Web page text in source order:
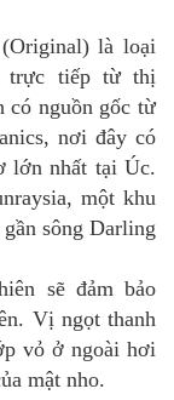
là loại
trực tiếp từ thị
có nguồn gốc từ
nơi đây có
lớn nhất tại Úc.
một khu
sông Darling
sẽ đảm bảo
Vị ngọt thanh
vỏ ở ngoài hơi
mật nho.